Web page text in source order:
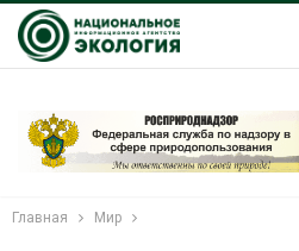
Главная Мир